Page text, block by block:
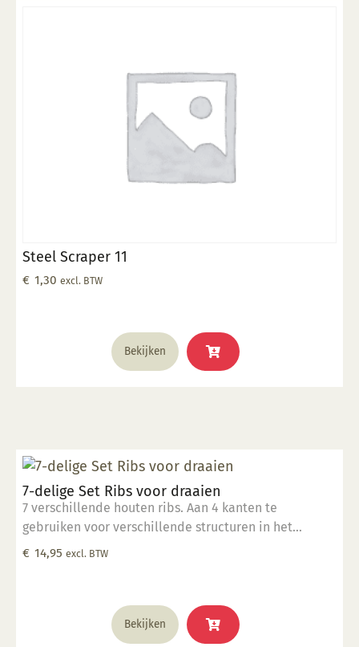
Steel Scraper 11
€ 1,30 excl. BTW
Bekijken
7-delige Set Ribs voor draaien
7 verschillende houten ribs. Aan 4 kanten te
gebruiken voor verschillende structuren in het
draaiwerk.
€ 14,95 excl. BTW
Bekijken